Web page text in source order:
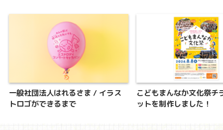
一般社団法人はれるさま / イラス
トロゴができるまで
こどもまんなか文化祭チ
ットを制作しました！